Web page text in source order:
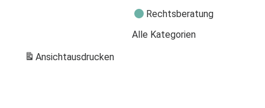
Rechtsberatung
Alle Kategorien
Ansichtausdrucken